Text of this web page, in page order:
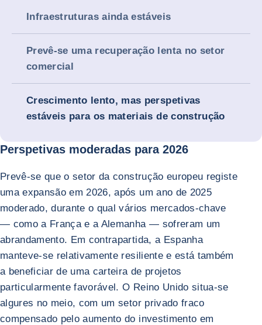
Infraestruturas ainda estáveis
Prevê-se uma recuperação lenta no setor
comercial
Crescimento lento, mas perspetivas
estáveis para os materiais de construção
Perspetivas moderadas para 2026
Prevê-se que o setor da construção europeu registe
uma expansão em 2026, após um ano de 2025
moderado, durante o qual vários mercados-chave
— como a França e a Alemanha — sofreram um
abrandamento. Em contrapartida, a Espanha
manteve-se relativamente resiliente e está também
a beneficiar de uma carteira de projetos
particularmente favorável. O Reino Unido situa-se
algures no meio, com um setor privado fraco
compensado pelo aumento do investimento em